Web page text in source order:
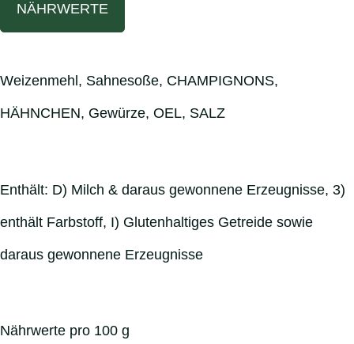
NÄHRWERTE
Weizenmehl, Sahnesoße, CHAMPIGNONS,
HÄHNCHEN, Gewürze, OEL, SALZ
Enthält: D) Milch & daraus gewonnene Erzeugnisse, 3)
enthält Farbstoff, I) Glutenhaltiges Getreide sowie
daraus gewonnene Erzeugnisse
Nährwerte pro 100 g